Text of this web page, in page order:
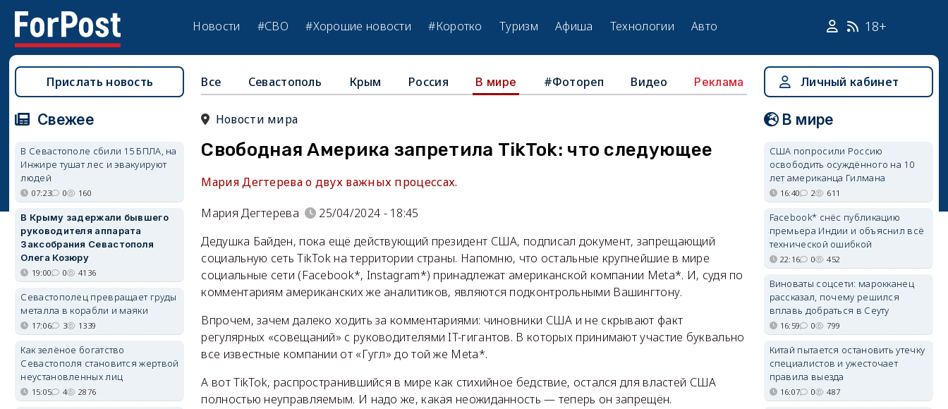
Новости #СВО #Хорошие новости #Коротко Туризм Афиша Технологии Авто 18+
Все Севастополь Крым Россия В мире #Фотореп Видео Реклама
Новости мира
Свободная Америка запретила TikTok: что следующее
Мария Дегтерева о двух важных процессах.
Мария Дегтерева
25/04/2024 - 18:45
Дедушка Байден, пока ещё действующий президент США, подписал документ, запрещающий
социальную сеть TikTok на территории страны. Напомню, что остальные крупнейшие в мире
социальные сети (Facebook*, Instagram*) принадлежат американской компании Meta*. И, судя по
комментариям американских же аналитиков, являются подконтрольными Вашингтону.
Впрочем, зачем далеко ходить за комментариями: чиновники США и не скрывают факт
регулярных «совещаний» с руководителями IT-гигантов. В которых принимают участие буквально
все известные компании от «Гугл» до той же Meta*.
А вот TikTok, распространившийся в мире как стихийное бедствие, остался для властей США
полностью неуправляемым. И надо же, какая неожиданность — теперь он запрещён.
Прислать новость
Свежее
В Севастополе сбили 15 БПЛА, на
Инжире тушат лес и эвакуируют
людей
07:23 0 160
В Крыму задержали бывшего
руководителя аппарата
Заксобрания Севастополя
Олега Козюру
19:00 0 4136
Севастополец превращает груды
металла в корабли и маяки
17:06 3 1339
Как зелёное богатство
Севастополя становится жертвой
неустановленных лиц
15:05 4 2876
Личный кабинет
В мире
США попросили Россию
освободить осуждённого на 10
лет американца Гилмана
16:40 2 611
Facebook* снёс публикацию
премьера Индии и объяснил всё
технической ошибкой
22:16 0 452
Виноваты соцсети: марокканец
рассказал, почему решился
вплавь добраться в Сеуту
16:59 0 799
Китай пытается остановить утечку
специалистов и ужесточает
правила выезда
16:07 0 487